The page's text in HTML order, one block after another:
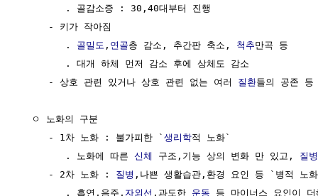
        . 골감소증 : 30,40대부터 진행
     - 키가 작아짐
        .
골밀도 , 연골층 감소, 추간판 축소, 척추만곡 등
        . 대개 하체 먼저 감소 후에 상체도 감소
     - 상호 관련 있거나 상호 관련 없는 여러
질환들의 공존 등
  ㅇ 노화의 구분
     - 1차 노화 : 불가피한 `
생리학적 노화`
        . 노화에 따른
신체 구조,기능 상의 변화 만 있고, 질병
     - 2차 노화 :
질병 ,나쁜 생활습관,환경 요인 등 `병적 노
        . 흡연,음주,
자외선 ,과도한 운동 등 마이너스 요인이